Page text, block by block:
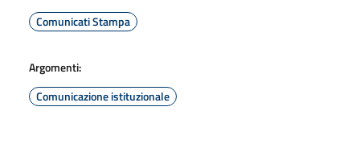
Comunicati Stampa
Argomenti:
Comunicazione istituzionale